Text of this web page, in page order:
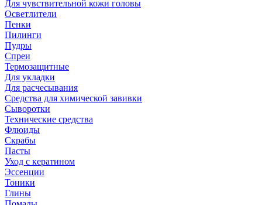
Для чувствительной кожи головы
Осветлители
Пенки
Пилинги
Пудры
Спреи
Термозащитные
Для укладки
Для расчесывания
Средства для химической завивки
Сыворотки
Технические средства
Флюиды
Скрабы
Пасты
Уход с кератином
Эссенции
Тоники
Глины